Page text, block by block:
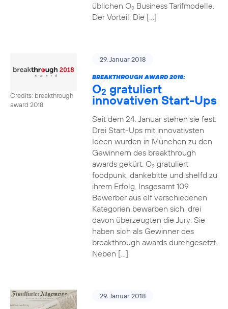
üblichen O2Business Tarifmodelle.
Der Vorteil: Die […]
Credits: breakthrough
award 2018
29. Januar 2018
BREAKTHROUGH AWARD 2018:
O2 gratuliert
innovativen Start-Ups
Seit dem 24. Januar stehen sie fest:
Drei Start-Ups mit innovativsten
Ideen wurden in München zu den
Gewinnern des breakthrough
awards gekürt. O2gratuliert
foodpunk, dankebitte und shelfd zu
ihrem Erfolg. Insgesamt 109
Bewerber aus elf verschiedenen
Kategorien bewarben sich, drei
davon überzeugten die Jury: Sie
haben sich als Gewinner des
breakthrough awards durchgesetzt.
Neben […]
29. Januar 2018